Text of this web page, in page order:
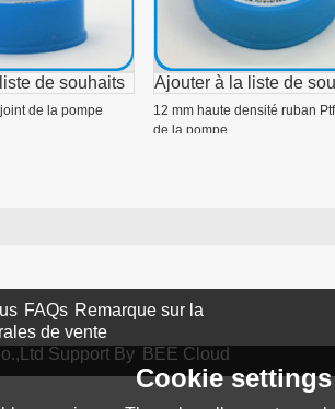
de souhaits
de la pompe
Ajouter à la liste de
12 mm haute densité ruban
de la pompe
FAQs Remarque sur la
de vente
Support By BEE Cloud
Cookie settings